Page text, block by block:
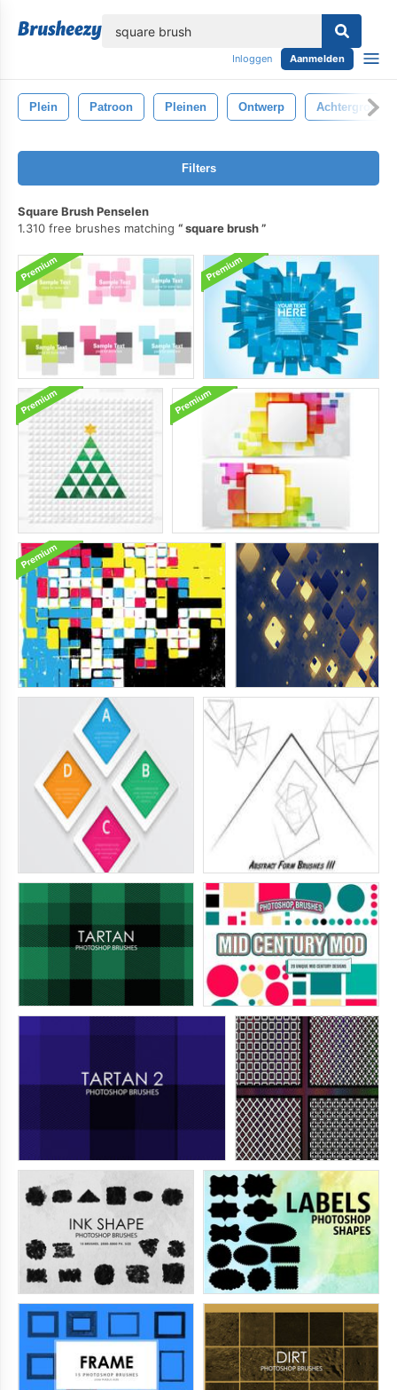
Inloggen Aanmelden
Plein Patroon Pleinen Ontwerp Achtergrond
Filters
Square Brush Penselen
1.310 free brushes matching
square brush